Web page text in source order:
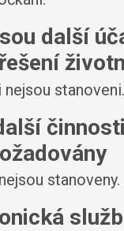
další
stanoveni.
stanoveny.